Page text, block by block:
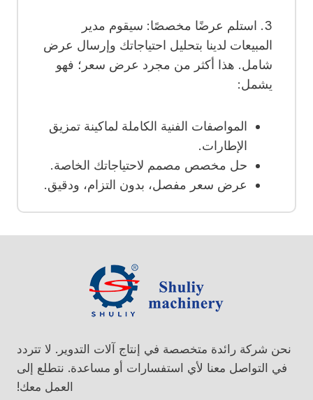
3. استلم عرضًا مخصصًا: سيقوم مدير
المبيعات لدينا بتحليل احتياجاتك وإرسال عرض
شامل. هذا أكثر من مجرد عرض سعر؛ فهو
يشمل:
المواصفات الفنية الكاملة لماكينة تمزيق
الإطارات.
حل مخصص مصمم لاحتياجاتك الخاصة.
عرض سعر مفصل، بدون التزام، ودقيق.
نحن شركة رائدة متخصصة في إنتاج آلات التدوير. لا تتردد
في التواصل معنا لأي استفسارات أو مساعدة. نتطلع إلى
العمل معك!